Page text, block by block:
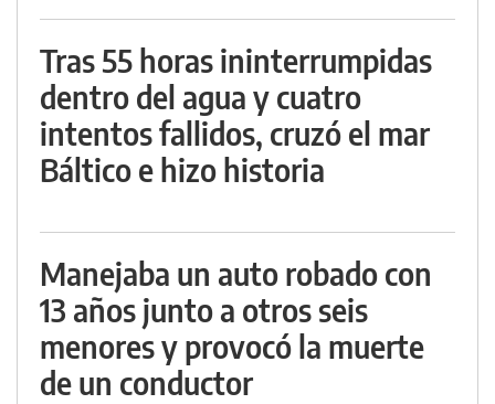
Tras 55 horas ininterrumpidas
dentro del agua y cuatro
intentos fallidos, cruzó el mar
Báltico e hizo historia
Manejaba un auto robado con
13 años junto a otros seis
menores y provocó la muerte
de un conductor